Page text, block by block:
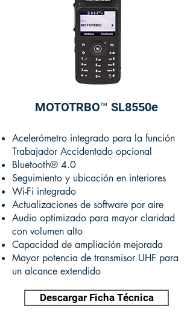
Descargar Ficha Técnica
MOTOTRBO™ SL8550e
Acelerómetro integrado para la función
Trabajador Accidentado opcional
Bluetooth® 4.0
Seguimiento y ubicación en interiores
Wi-Fi integrado
Actualizaciones de software por aire
Audio optimizado para mayor claridad
con volumen alto
Capacidad de ampliación mejorada
Mayor potencia de transmisor UHF para
un alcance extendido